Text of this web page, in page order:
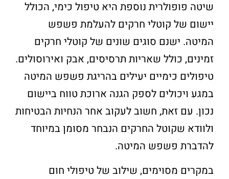
שיטה פופולרית נוספת היא טיפול כימי, הכולל
יישום של קוטלי חרקים להעלמת פשפש
המיטה. ישנם סוגים שונים של קוטלי חרקים
זמינים, כולל שאריות תרסיסים, אבק ואירוסולים.
טיפולים כימיים יעילים בהריגת פשפש המיטה
במגע ויכולים לספק הגנה ארוכת טווח ביישום
נכון. עם זאת, חשוב לעקוב אחר הנחיות הבטיחות
ולוודא שקוטל החרקים הנבחר מסומן במיוחד
להדברת פשפש המיטה.
במקרים מסוימים, שילוב של טיפולי חום